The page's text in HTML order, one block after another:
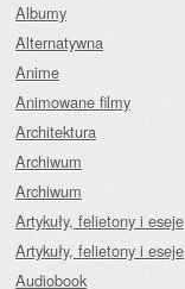
Albumy
Alternatywna
Anime
Animowane filmy
Architektura
Archiwum
Archiwum
Artykuły, felietony i eseje
Artykuły, felietony i eseje
Audiobook